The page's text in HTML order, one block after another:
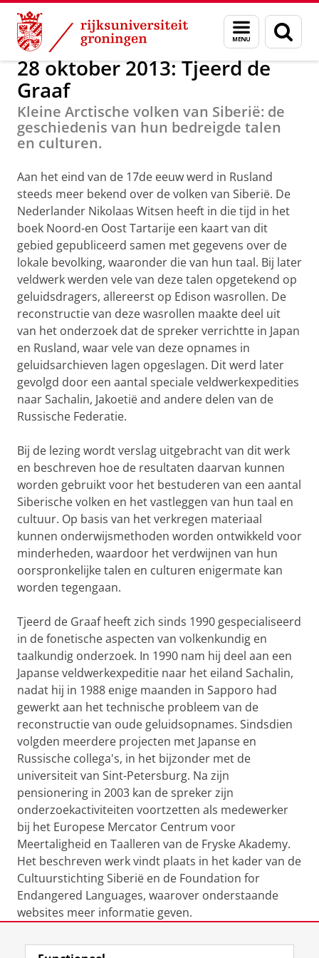
Skip
Content
Skip
Navigation
Menu
en
zoeken
Onderzoek Activiteiten overzicht
28 oktober 2013: Tjeerd de
Graaf
Kleine Arctische volken van Siberië: de
geschiedenis van hun bedreigde talen
en culturen.
Aan het eind van de 17de eeuw werd in Rusland
steeds meer bekend over de volken van Siberië. De
Nederlander Nikolaas Witsen heeft in die tijd in het
boek Noord-en Oost Tartarije een kaart van dit
gebied gepubliceerd samen met gegevens over de
lokale bevolking, waaronder die van hun taal. Bij later
veldwerk werden vele van deze talen opgetekend op
geluidsdragers, allereerst op Edison wasrollen. De
reconstructie van deze wasrollen maakte deel uit
van het onderzoek dat de spreker verrichtte in Japan
en Rusland, waar vele van deze opnames in
geluidsarchieven lagen opgeslagen. Dit werd later
gevolgd door een aantal speciale veldwerkexpedities
naar Sachalin, Jakoetië and andere delen van de
Russische Federatie.
Bij de lezing wordt verslag uitgebracht van dit werk
en beschreven hoe de resultaten daarvan kunnen
worden gebruikt voor het bestuderen van een aantal
Siberische volken en het vastleggen van hun taal en
cultuur. Op basis van het verkregen materiaal
kunnen onderwijsmethoden worden ontwikkeld voor
minderheden, waardoor het verdwijnen van hun
oorspronkelijke talen en culturen enigermate kan
worden tegengaan.
Tjeerd de Graaf heeft zich sinds 1990 gespecialiseerd
in de fonetische aspecten van volkenkundig en
taalkundig onderzoek. In 1990 nam hij deel aan een
Japanse veldwerkexpeditie naar het eiland Sachalin,
nadat hij in 1988 enige maanden in Sapporo had
gewerkt aan het technische probleem van de
reconstructie van oude geluidsopnames. Sindsdien
volgden meerdere projecten met Japanse en
Russische collega's, in het bijzonder met de
universiteit van Sint-Petersburg. Na zijn
pensionering in 2003 kan de spreker zijn
onderzoekactiviteiten voortzetten als medewerker
bij het Europese Mercator Centrum voor
Meertaligheid en Taalleren van de Fryske Akademy.
Het beschreven werk vindt plaats in het kader van de
Cultuurstichting Siberië en de Foundation for
Endangered Languages, waarover onderstaande
websites meer informatie geven.
Laatst gewijzigd: 14 februari 2019 17:18